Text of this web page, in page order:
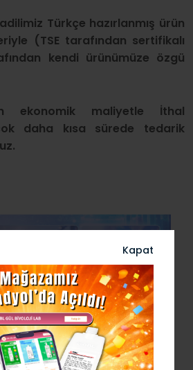
Kapat
Türkçe hazırlanmış ürün
(TSE tarafından sertifikalı
kendi ürünümüze özgü
ekonomik maliyetle İthal
daha kısa sürede tedarik